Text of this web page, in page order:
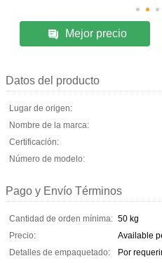
Mejor precio
Datos del producto
Lugar de origen:
Nombre de la marca:
Certificación:
Número de modelo:
Pago y Envío Términos
Cantidad de orden mínima: 50 kg
Precio:
Available
Detalles de empaquetado:
Por